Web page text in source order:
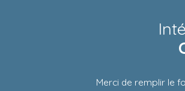
Merci de remplir le